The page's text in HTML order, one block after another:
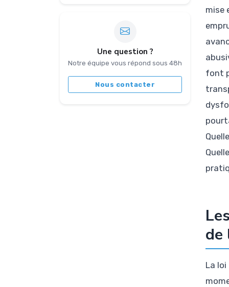
Une question ?
Notre équipe vous répond sous 48h
Nous contacter
mise
font
de
La